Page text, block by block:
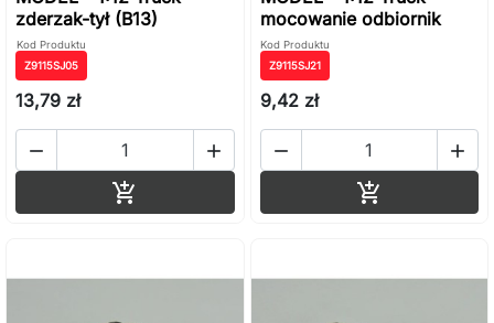
zderzak-tył (B13)
Kod Produktu
Z9115SJ05
13,79 zł
 

mocowanie odbiornik
Kod Produktu
Z9115SJ21
9,42 zł
 
